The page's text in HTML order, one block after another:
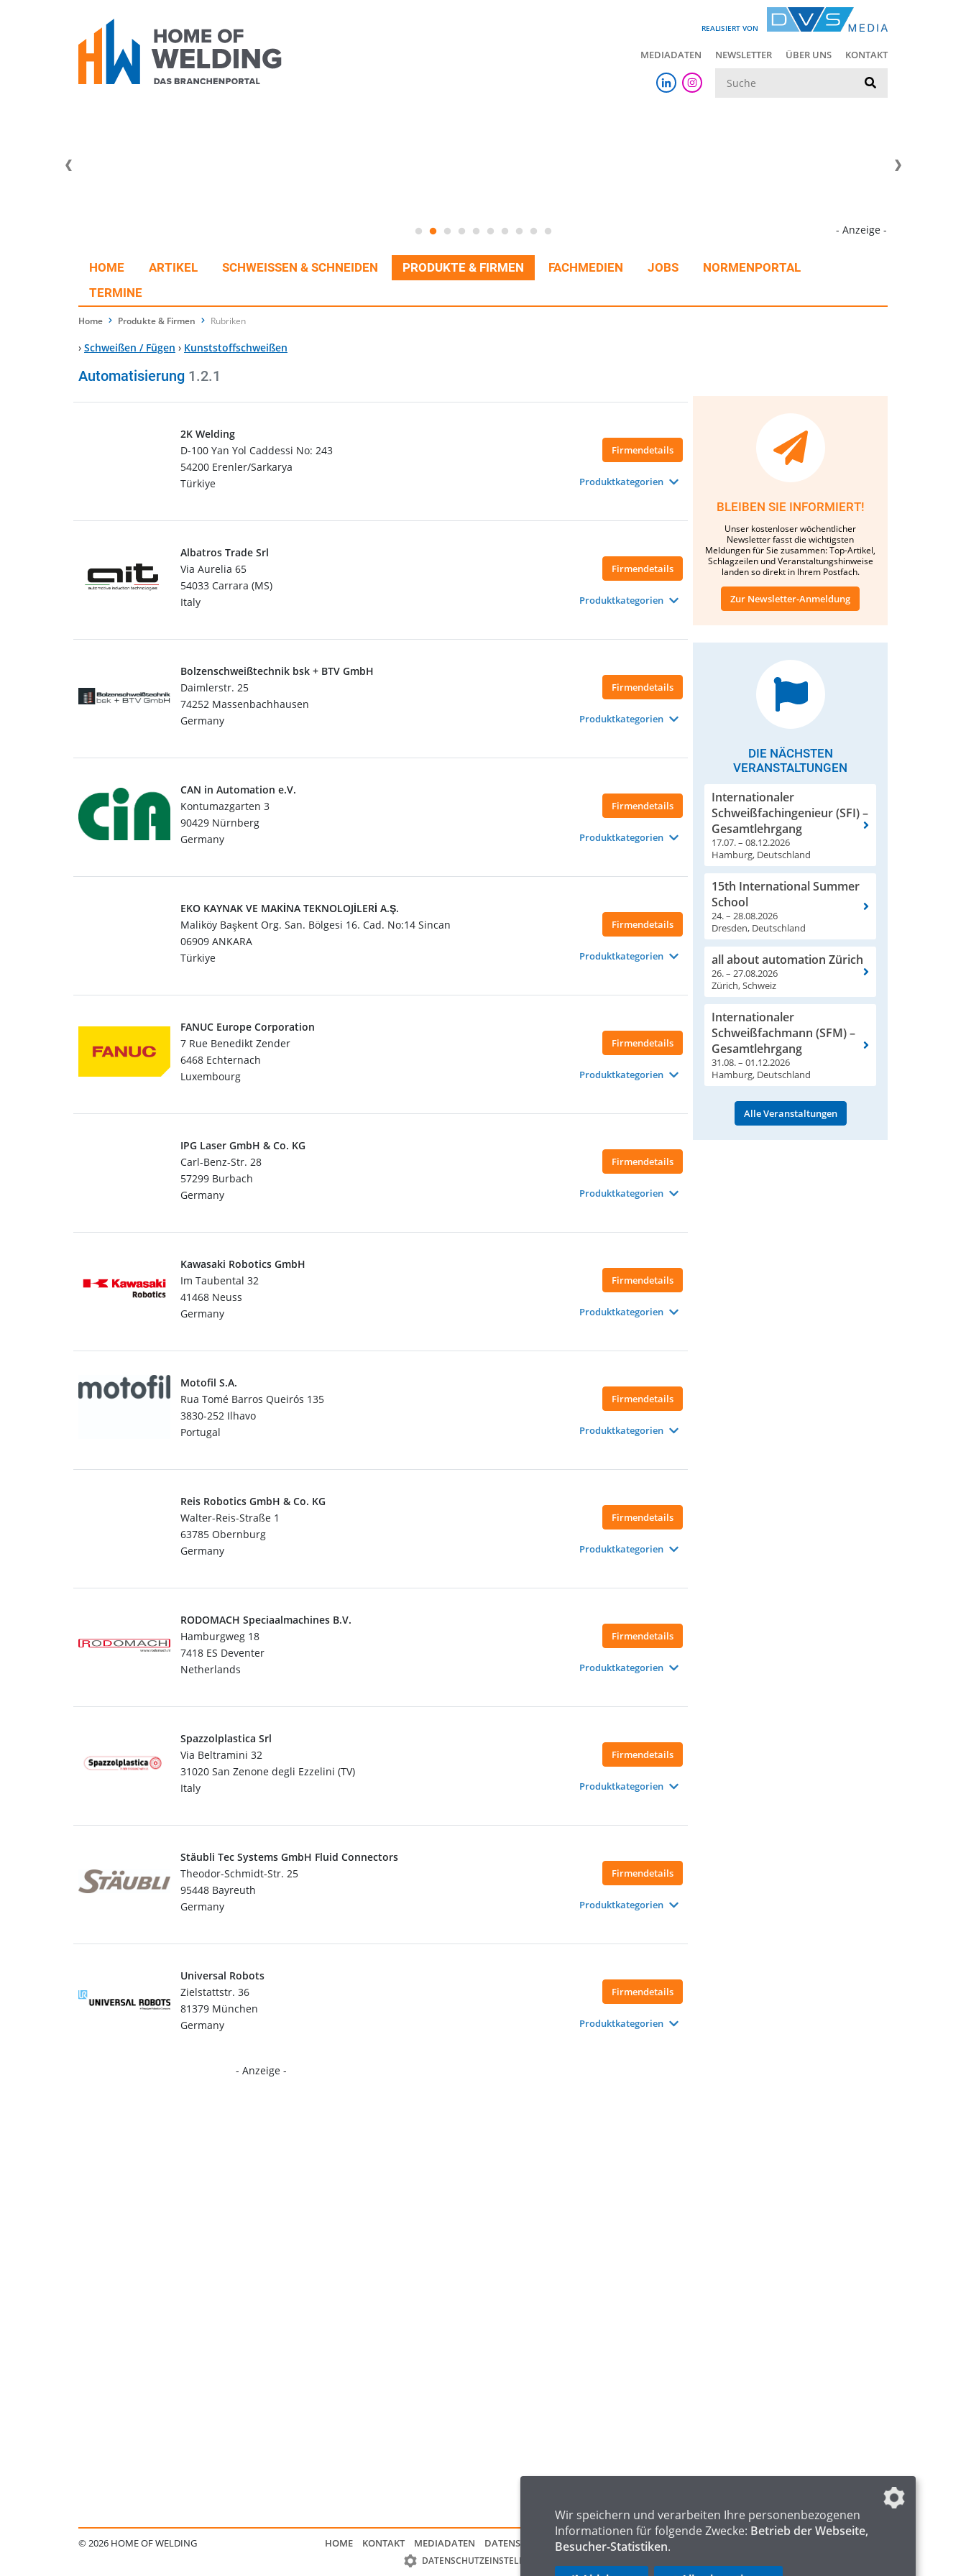
REALISIERT VON
MEDIADATEN NEWSLETTER ÜBER UNS KONTAKT
- Anzeige -
HOME ARTIKEL SCHWEISSEN & SCHNEIDEN PRODUKTE & FIRMEN FACHMEDIEN JOBS
NORMENPORTAL
TERMINE
Home Produkte & Firmen Rubriken
› Schweißen / Fügen › Kunststoffschweißen
Automatisierung 1.2.1
2K Welding
D-100 Yan Yol Caddessi No: 243
54200 Erenler/Sarkarya
Türkiye
Firmendetails
Produktkategorien
Albatros Trade Srl
Via Aurelia 65
54033 Carrara (MS)
Italy
Firmendetails
Produktkategorien
Bolzenschweißtechnik bsk + BTV GmbH
Daimlerstr. 25
74252 Massenbachhausen
Germany
Firmendetails
Produktkategorien
CAN in Automation e.V.
Kontumazgarten 3
90429 Nürnberg
Germany
Firmendetails
Produktkategorien
EKO KAYNAK VE MAKİNA TEKNOLOJİLERİ A.Ş.
Maliköy Başkent Org. San. Bölgesi 16. Cad. No:14 Sincan
06909 ANKARA
Türkiye
Firmendetails
Produktkategorien
FANUC Europe Corporation
7 Rue Benedikt Zender
6468 Echternach
Luxembourg
Firmendetails
Produktkategorien
IPG Laser GmbH & Co. KG
Carl-Benz-Str. 28
57299 Burbach
Germany
Firmendetails
Produktkategorien
Kawasaki Robotics GmbH
Im Taubental 32
41468 Neuss
Germany
Firmendetails
Produktkategorien
Motofil S.A.
Rua Tomé Barros Queirós 135
3830-252 Ilhavo
Portugal
Firmendetails
Produktkategorien
Reis Robotics GmbH & Co. KG
Walter-Reis-Straße 1
63785 Obernburg
Germany
Firmendetails
Produktkategorien
RODOMACH Speciaalmachines B.V.
Hamburgweg 18
7418 ES Deventer
Netherlands
Firmendetails
Produktkategorien
Spazzolplastica Srl
Via Beltramini 32
31020 San Zenone degli Ezzelini (TV)
Italy
Firmendetails
Produktkategorien
Stäubli Tec Systems GmbH Fluid Connectors
Theodor-Schmidt-Str. 25
95448 Bayreuth
Germany
Firmendetails
Produktkategorien
Universal Robots
Zielstattstr. 36
81379 München
Germany
Firmendetails
Produktkategorien
BLEIBEN SIE INFORMIERT!
Unser kostenloser wöchentlicher
Newsletter fasst die wichtigsten
Meldungen für Sie zusammen: Top-Artikel,
Schlagzeilen und Veranstaltungshinweise
landen so direkt in Ihrem Postfach.
Zur Newsletter-Anmeldung
DIE NÄCHSTEN
VERANSTALTUNGEN
Internationaler
Schweißfachingenieur (SFI) –
Gesamtlehrgang
17.07. – 08.12.2026
Hamburg, Deutschland
15th International Summer
School
24. – 28.08.2026
Dresden, Deutschland
all about automation Zürich
26. – 27.08.2026
Zürich, Schweiz
Internationaler
Schweißfachmann (SFM) –
Gesamtlehrgang
31.08. – 01.12.2026
Hamburg, Deutschland
Alle Veranstaltungen
- Anzeige -
© 2026 HOME OF WELDING HOME KONTAKT MEDIADATEN DATENSCHUTZ IMPRESSUM FAQ
DATENSCHUTZEINSTELLUNGEN
Wir speichern und verarbeiten Ihre personenbezogenen
Informationen für folgende Zwecke: Betrieb der Webseite,
Besucher-Statistiken.